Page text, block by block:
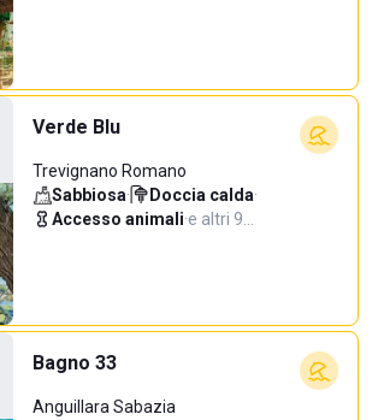
Verde Blu
Trevignano Romano
Sabbiosa· Doccia calda·
Accesso animali·e altri 9…
Bagno 33
Anguillara Sabazia